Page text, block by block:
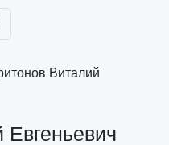
Виталий